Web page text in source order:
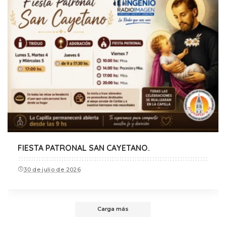
FIESTA PATRONAL SAN CAYETANO.
30 de julio de 2026
Carga más